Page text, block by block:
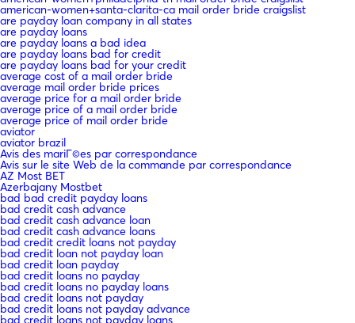
american-women+santa-clarita-ca mail order bride craigslist
are payday loan company in all states
are payday loans
are payday loans a bad idea
are payday loans bad for credit
are payday loans bad for your credit
average cost of a mail order bride
average mail order bride prices
average price for a mail order bride
average price of a mail order bride
average price of mail order bride
aviator
aviator brazil
Avis des mariГ©es par correspondance
Avis sur le site Web de la commande par correspondance
AZ Most BET
Azerbajany Mostbet
bad bad credit payday loans
bad credit cash advance
bad credit cash advance loan
bad credit cash advance loans
bad credit credit loans not payday
bad credit loan not payday loan
bad credit loan payday
bad credit loans no payday
bad credit loans no payday loans
bad credit loans not payday
bad credit loans not payday advance
bad credit loans not payday loans